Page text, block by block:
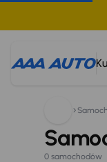
Szukam:
0 samochodów